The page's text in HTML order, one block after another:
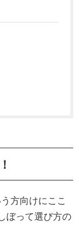
方向けにここ
ぼって選び方の